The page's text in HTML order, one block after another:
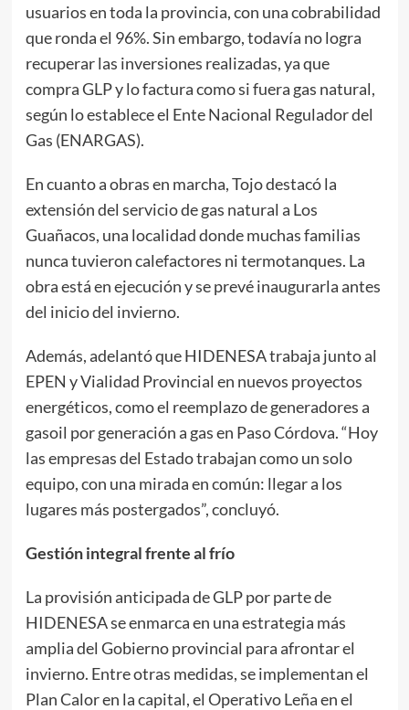
usuarios en toda la provincia, con una cobrabilidad
que ronda el 96%. Sin embargo, todavía no logra
recuperar las inversiones realizadas, ya que
compra GLP y lo factura como si fuera gas natural,
según lo establece el Ente Nacional Regulador del
Gas (ENARGAS).
En cuanto a obras en marcha, Tojo destacó la
extensión del servicio de gas natural a Los
Guañacos, una localidad donde muchas familias
nunca tuvieron calefactores ni termotanques. La
obra está en ejecución y se prevé inaugurarla antes
del inicio del invierno.
Además, adelantó que HIDENESA trabaja junto al
EPEN y Vialidad Provincial en nuevos proyectos
energéticos, como el reemplazo de generadores a
gasoil por generación a gas en Paso Córdova. “Hoy
las empresas del Estado trabajan como un solo
equipo, con una mirada en común: llegar a los
lugares más postergados”, concluyó.
Gestión integral frente al frío
La provisión anticipada de GLP por parte de
HIDENESA se enmarca en una estrategia más
amplia del Gobierno provincial para afrontar el
invierno. Entre otras medidas, se implementan el
Plan Calor en la capital, el Operativo Leña en el